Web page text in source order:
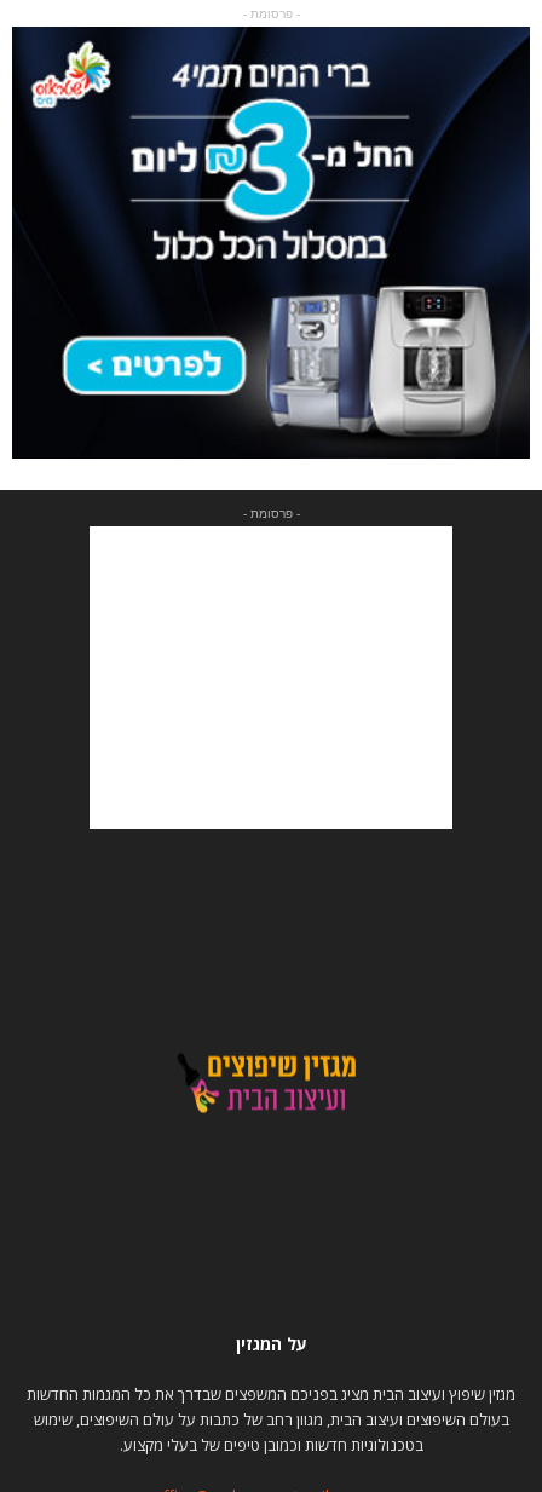
- פרסומת -
- פרסומת -
על המגזין
מגזין שיפוץ ועיצוב הבית מציג בפניכם המשפצים שבדרך את כל המגמות החדשות
בעולם השיפוצים ועיצוב הבית, מגוון רחב של כתבות על עולם השיפוצים, שימוש
בטכנולוגיות חדשות וכמובן טיפים של בעלי מקצוע.